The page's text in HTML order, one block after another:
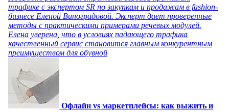
трафике с экспертом SR по закупкам и продажам в fashion-
бизнесе Еленой Виноградовой. Эксперт дает проверенные
методы с практическими примерами речевых модулей.
Елена уверена, что в условиях падающего трафика
качественный сервис становится главным конкурентным
преимуществом для обувной
Офлайн vs маркетплейсы: как выжить и